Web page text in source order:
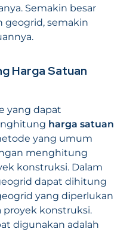
Semakin besar
geogrid, semakin
Harga Satuan
yang dapat
harga satuan
yang umum
menghitung
konstruksi. Dalam
dapat dihitung
yang diperlukan
konstruksi.
digunakan adalah